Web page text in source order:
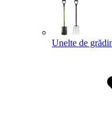
Unelte de